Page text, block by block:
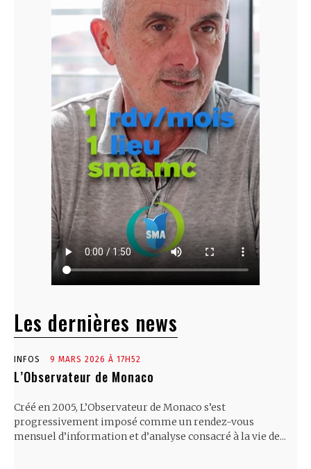
Les dernières news
INFOS 9 MARS 2026 À 17H52
L’Observateur de Monaco
Créé en 2005, L’Observateur de Monaco s’est
progressivement imposé comme un rendez-vous
mensuel d’information et d’analyse consacré à la vie de...